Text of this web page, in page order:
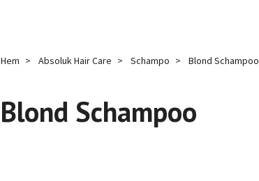
Hem Absoluk Hair Care Schampo Blond Schampoo
Blond Schampoo